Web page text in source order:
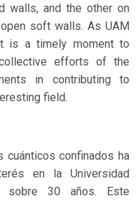
walls, and the other on
soft walls. As UAM
is a timely moment to
efforts of the
in contributing to
field.
cuánticos confinados ha
en la Universidad
sobre 30 años. Este